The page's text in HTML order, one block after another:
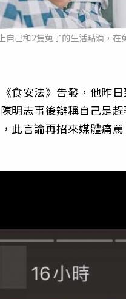
己和2隻兔子的生活點滴，在
食安法》告發，他昨
明志事後辯稱自己是
此言論再招來媒體痛